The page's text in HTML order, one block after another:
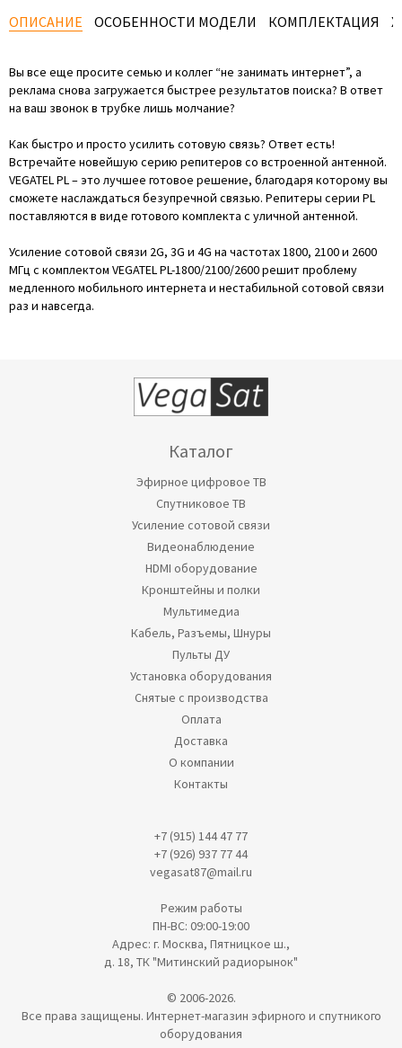
ОПИСАНИЕ ОСОБЕННОСТИ МОДЕЛИ КОМПЛЕКТАЦИЯ
Вы все еще просите семью и коллег “не занимать интернет”, а
реклама снова загружается быстрее результатов поиска? В ответ
на ваш звонок в трубке лишь молчание?
Как быстро и просто усилить сотовую связь? Ответ есть!
Встречайте новейшую серию репитеров со встроенной антенной.
VEGATEL PL – это лучшее готовое решение, благодаря которому вы
сможете наслаждаться безупречной связью. Репитеры серии PL
поставляются в виде готового комплекта с уличной антенной.
Усиление сотовой связи 2G, 3G и 4G на частотах 1800, 2100 и 2600
МГц с комплектом VEGATEL PL-1800/2100/2600 решит проблему
медленного мобильного интернета и нестабильной сотовой связи
раз и навсегда.
Каталог
Эфирное цифровое ТВ
Спутниковое ТВ
Усиление сотовой связи
Видеонаблюдение
HDMI оборудование
Кронштейны и полки
Мультимедиа
Кабель, Разъемы, Шнуры
Пульты ДУ
Установка оборудования
Снятые с производства
Оплата
Доставка
О компании
Контакты
+7 (915) 144 47 77
+7 (926) 937 77 44
vegasat87@mail.ru
Режим работы
ПН-ВС: 09:00-19:00
Адрес: г. Москва, Пятницкое ш.,
д. 18, ТК "Митинский радиорынок"
© 2006-2026.
Все права защищены. Интернет-магазин эфирного и спутникого
оборудования